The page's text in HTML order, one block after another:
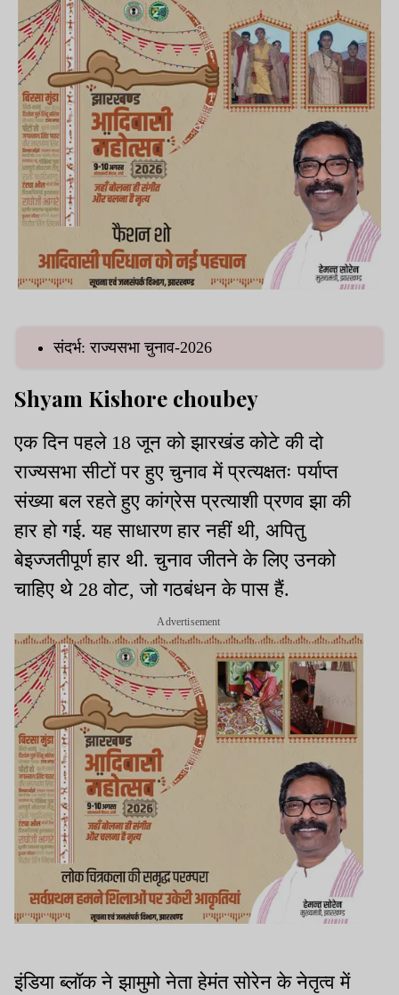
संदर्भ: राज्यसभा चुनाव-2026
Shyam Kishore choubey
एक दिन पहले 18 जून को झारखंड कोटे की दो
राज्यसभा सीटों पर हुए चुनाव में प्रत्यक्षतः पर्याप्त
संख्या बल रहते हुए कांग्रेस प्रत्याशी प्रणव झा की
हार हो गई. यह साधारण हार नहीं थी, अपितु
बेइज्जतीपूर्ण हार थी. चुनाव जीतने के लिए उनको
चाहिए थे 28 वोट, जो गठबंधन के पास हैं.
Advertisement
इंडिया ब्लॉक ने झामुमो नेता हेमंत सोरेन के नेतृत्व में